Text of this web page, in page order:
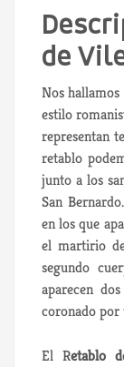
de
Nos
estilo
representan
retablo
junto a los
San
en los que
el martirio
segundo
aparecen
coronado por
El Retablo